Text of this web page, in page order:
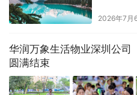
2026年7月
华润万象生活物业深圳公司
圆满结束